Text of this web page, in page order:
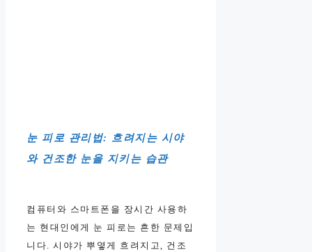
눈 피로 관리법: 흐려지는 시야
와 건조한 눈을 지키는 습관
컴퓨터와 스마트폰을 장시간 사용하
는 현대인에게 눈 피로는 흔한 문제입
니다. 시야가 뿌옇게 흐려지고, 건조